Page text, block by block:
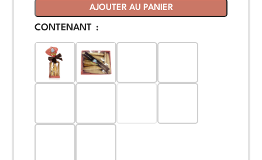
AJOUTER AU PANIER
CONTENANT